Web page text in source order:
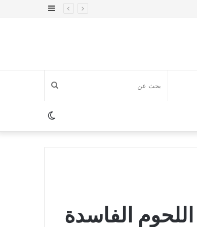
إضافة
بحث
عنالوضع
المظلم
الفاسدة